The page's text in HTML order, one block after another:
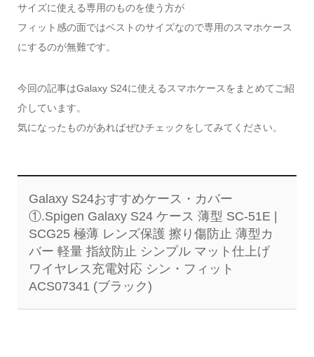
サイズに使える専用のものを使う方が
フィット感の面ではベストのサイズなので専用のスマホケース
にするのが無難です。
今回の記事はGalaxy S24に使えるスマホケースをまとめてご紹
介しています。
気になったものがあればぜひチェックをしてみてください。
Galaxy S24おすすめケース・カバー
①.Spigen Galaxy S24 ケース 薄型 SC-51E |
SCG25 極薄 レンズ保護 擦り傷防止 薄型カ
バー 軽量 指紋防止 シンプル マット仕上げ
ワイヤレス充電対応 シン・フィット
ACS07341 (ブラック)